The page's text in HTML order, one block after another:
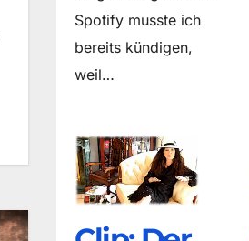
Spotify musste ich
bereits kündigen,
weil…